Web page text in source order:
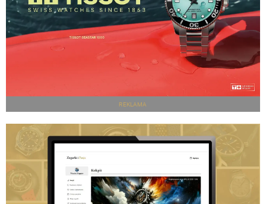
REKLAMA